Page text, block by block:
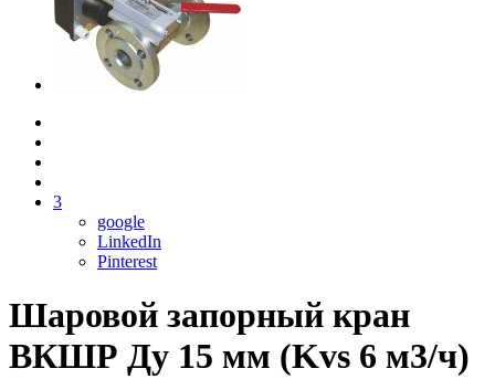
3
google
LinkedIn
Pinterest
Шаровой запорный кран
ВКШР Ду 15 мм (Kvs 6 м3/ч)